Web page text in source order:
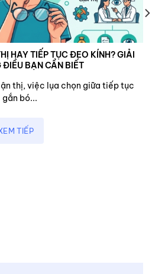
HAY TIẾP TỤC ĐEO KÍNH? GIẢI
ĐIỀU BẠN CẦN BIẾT
thị, việc lụa chọn giữa tiếp tục
gắn bó...
TIẾP